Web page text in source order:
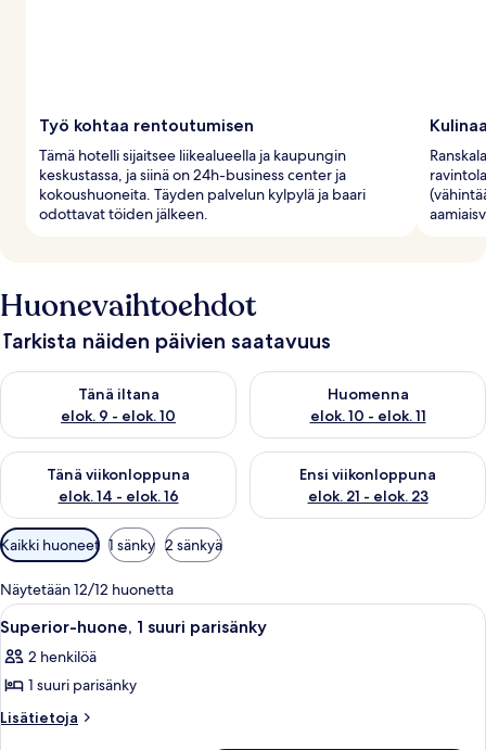
Työ kohtaa rentoutumisen
Tämä hotelli sijaitsee liikealueella ja kaupungin
keskustassa, ja siinä on 24h-business center ja
kokoushuoneita. Täyden palvelun kylpylä ja baari
odottavat töiden jälkeen.
Huonevaihtoehdot
Tarkista näiden päivien saatavuus
Tänä iltana
elok. 9 - elok. 10
Tarkista tämän illan saatavuus elok. 9 - elok. 10
Huomenna
elok. 10 - elok. 11
Tarkista huomisen saatavuus
Tänä viikonloppuna
elok. 14 - elok. 16
Tarkista tämän viikonlopun saatavuus elok. 14 - elok. 16
Ensi viikonloppuna
elok. 21 - elok. 23
Tarkista ensi viikonlopun
Huoneille
saatavilla
olevia
suodattimia
Kaikki huoneet 1 sänky 2 sänkyä
Näytetään 12/12 huonetta
Avaa
kaikki
huonetyypin
Superior-
huone,
Hotellihuone, jossa on suuri sänky,
5
Superior-huone, 1 suuri parisänky
2 henkilöä
1 suuri parisänky
Lisätietoja
Lisätietoja